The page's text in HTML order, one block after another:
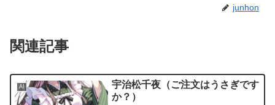
junhon
関連記事
AI
宇治松千夜（ご注文はうさぎです
か？）